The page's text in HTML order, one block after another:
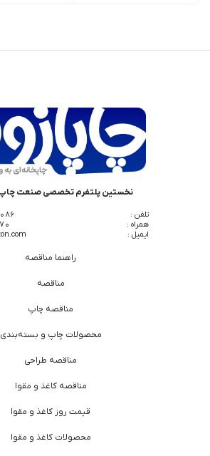
نخستین پلتفرم تخصصی صنعت چاپ
تلفن :
021
همراه :
ایمیل :
راهنما مناقصه
مناقصه
مناقصه چاپ
محصولات چاپ و بسته‌بندی
مناقصه طراحی
مناقصه کاغذ و مقوا
قیمت روز کاغذ و مقوا
محصولات کاغذ و مقوا